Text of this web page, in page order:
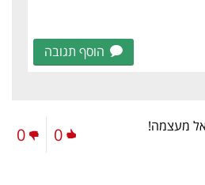
הוסף תגובה
מעצמה! 0
0